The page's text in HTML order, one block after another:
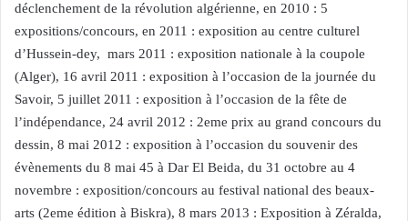
déclenchement de la révolution algérienne, en 2010 : 5
expositions/concours, en 2011 : exposition au centre culturel
d’Hussein-dey, mars 2011 : exposition nationale à la coupole
(Alger), 16 avril 2011 : exposition à l’occasion de la journée du
Savoir, 5 juillet 2011 : exposition à l’occasion de la fête de
l’indépendance, 24 avril 2012 : 2eme prix au grand concours du
dessin, 8 mai 2012 : exposition à l’occasion du souvenir des
évènements du 8 mai 45 à Dar El Beida, du 31 octobre au 4
novembre : exposition/concours au festival national des beaux-
arts (2eme édition à Biskra), 8 mars 2013 : Exposition à Zéralda,